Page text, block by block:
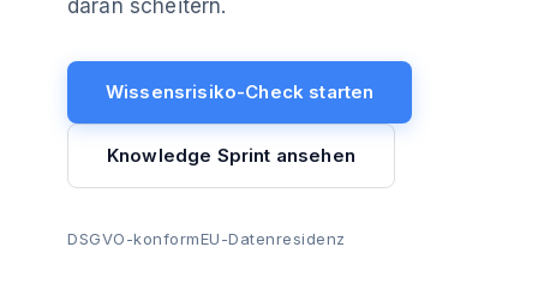
daran scheitern.
Wissensrisiko-Check starten
Knowledge Sprint ansehen
DSGVO-konformEU-Datenresidenz